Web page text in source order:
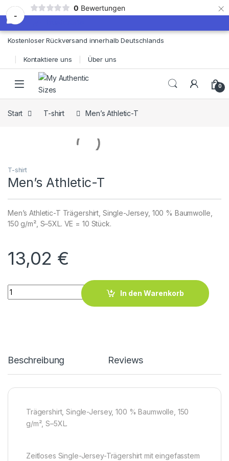
-
0 Bewertungen ×
Skip to navigation
Skip to content
Kostenloser Rückversand innerhalb Deutschlands
Kontaktiere uns Über uns
0
Start T-shirt Men’s Athletic-T
T-shirt
Men’s Athletic-T
Men’s Athletic-T Trägershirt, Single-Jersey, 100 % Baumwolle,
150 g/m², S–5XL. VE = 10 Stück.
13,02 €
Men’s Athletic-T quantity
In den Warenkorb
Beschreibung Reviews
Trägershirt, Single-Jersey, 100 % Baumwolle, 150
g/m², S–5XL.
Zeitloses Single-Jersey-Trägershirt mit eingefasstem